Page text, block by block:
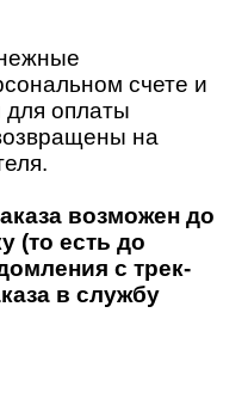
счете и
для оплаты
на
возможен до
(то есть до
с трек-
в службу